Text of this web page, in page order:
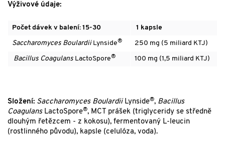
Výživové údaje:
Počet dávek v balení: 15-30 1 kapsle
Saccharomyces Boulardii Lynside® 250 mg (5 miliard KTJ)
Bacillus Coagulans LactoSpore® 100 mg (1,5 miliard KTJ)
Složení: Saccharomyces BoulardiiLynside®, Bacillus
CoagulansLactoSpore®, MCT prášek (triglyceridy se středně
dlouhým řetězcem - z kokosu), fermentovaný L-leucin
(rostlinného původu), kapsle (celulóza, voda).